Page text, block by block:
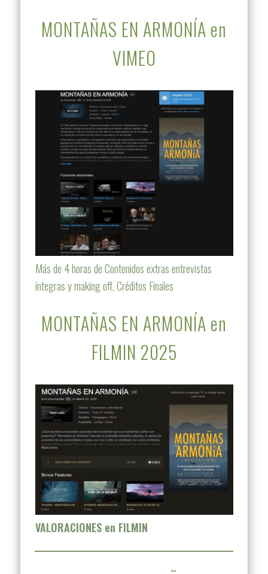
MONTAÑAS EN ARMONÍA en
VIMEO
Más de 4 horas de Contenidos extras entrevistas
íntegras y making off, Créditos Finales
MONTAÑAS EN ARMONÍA en
FILMIN 2025
VALORACIONES en FILMIN